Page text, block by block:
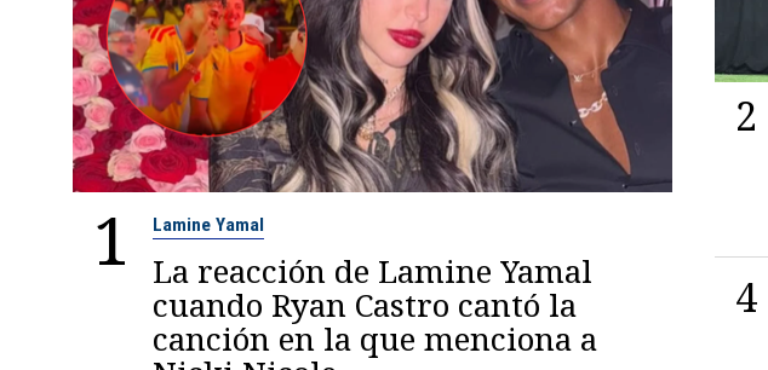
1 Lamine Yamal
La reacción de Lamine Yamal
cuando Ryan Castro cantó la
canción en la que menciona a
2
4